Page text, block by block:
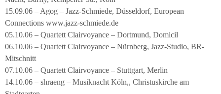
15.09.06 – Agog – Jazz-Schmiede, Düsseldorf, European
Connections www.jazz-schmiede.de
05.10.06 – Quartett Clairvoyance – Dortmund, Domicil
06.10.06 – Quartett Clairvoyance – Nürnberg, Jazz-Studio, BR-
Mitschnitt
07.10.06 – Quartett Clairvoyance – Stuttgart, Merlin
14.10.06 – shraeng – Musiknacht Köln,, Christuskirche am